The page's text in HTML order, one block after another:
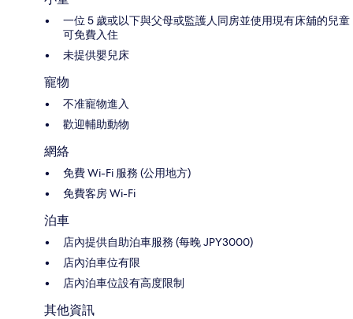
一位 5 歲或以下與父母或監護人同房並使用現有床舖的兒童
可免費入住
未提供嬰兒床
寵物
不准寵物進入
歡迎輔助動物
網絡
免費 Wi-Fi 服務 (公用地方)
免費客房 Wi-Fi
泊車
店內提供自助泊車服務 (每晚 JPY3000)
店內泊車位有限
店內泊車位設有高度限制
其他資訊